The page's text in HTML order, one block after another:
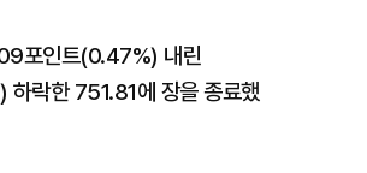
포인트(0.47%) 내린
락한 751.81에 장을 종료했